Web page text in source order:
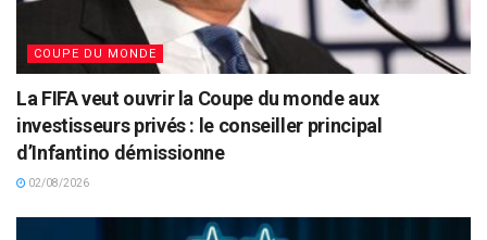
COUPE DU MONDE
La FIFA veut ouvrir la Coupe du monde aux
investisseurs privés : le conseiller principal
d’Infantino démissionne
02/08/2026